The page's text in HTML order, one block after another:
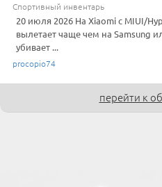
Спортивный инвентарь
20 июля 2026 На Xiaomi с MIUI/
вылетает чаще чем на Samsung
убивает ...
procopio74
перейти к